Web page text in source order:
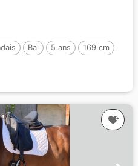
Bai 5 ans 169 cm